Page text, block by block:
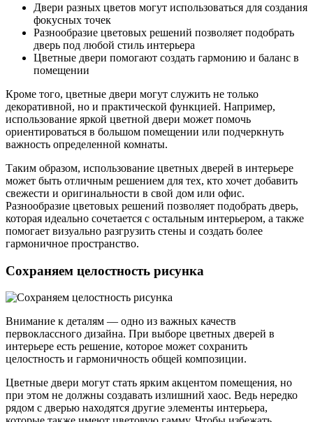
Двери разных цветов могут использоваться для создания
фокусных точек
Разнообразие цветовых решений позволяет подобрать
дверь под любой стиль интерьера
Цветные двери помогают создать гармонию и баланс в
помещении
Кроме того, цветные двери могут служить не только
декоративной, но и практической функцией. Например,
использование яркой цветной двери может помочь
ориентироваться в большом помещении или подчеркнуть
важность определенной комнаты.
Таким образом, использование цветных дверей в интерьере
может быть отличным решением для тех, кто хочет добавить
свежести и оригинальности в свой дом или офис.
Разнообразие цветовых решений позволяет подобрать дверь,
которая идеально сочетается с остальным интерьером, а также
помогает визуально разгрузить стены и создать более
гармоничное пространство.
Сохраняем целостность рисунка
Внимание к деталям — одно из важных качеств
первоклассного дизайна. При выборе цветных дверей в
интерьере есть решение, которое может сохранить
целостность и гармоничность общей композиции.
Цветные двери могут стать ярким акцентом помещения, но
при этом не должны создавать излишний хаос. Ведь нередко
рядом с дверью находятся другие элементы интерьера,